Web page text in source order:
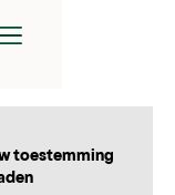
toestemming